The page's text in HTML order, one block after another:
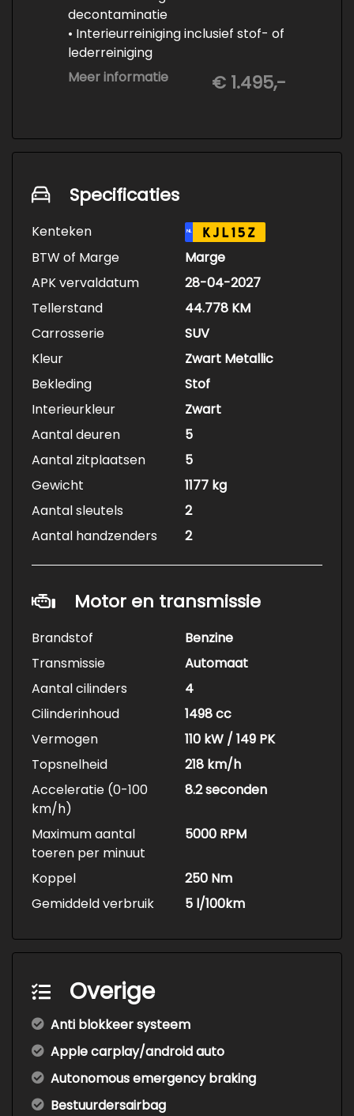
decontaminatie
• Interieurreiniging inclusief stof- of
lederreiniging
• 3-staps lakcorrectie
• Keramische Coating (+/- 5 jaar)
Meer informatie € 1.495,-
Specificaties
Kenteken NL KJL15Z
BTW of Marge
Marge
APK vervaldatum
28-04-2027
Tellerstand
44.778 KM
Carrosserie
SUV
Kleur
Zwart Metallic
Bekleding
Stof
Interieurkleur
Zwart
Aantal deuren
5
Aantal zitplaatsen
5
Gewicht
1177 kg
Aantal sleutels
2
Aantal handzenders
2
Motor en transmissie
Brandstof
Benzine
Transmissie
Automaat
Aantal cilinders
4
Cilinderinhoud
1498 cc
Vermogen
110 kW / 149 PK
Topsnelheid
218 km/h
Acceleratie (0-100
km/h)
8.2 seconden
Maximum aantal
toeren per minuut
5000 RPM
Koppel
250 Nm
Gemiddeld verbruik
5 l/100km
Overige
Anti blokkeer systeem
Apple carplay/android auto
Autonomous emergency braking
Bestuurdersairbag